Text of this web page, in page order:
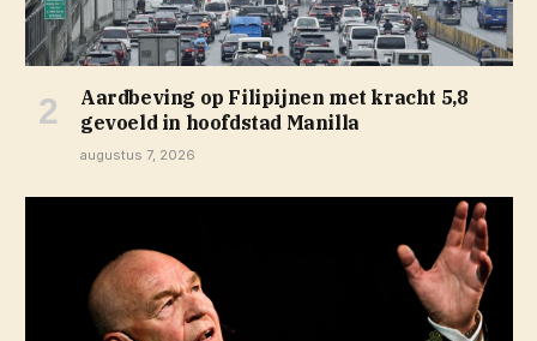
Aardbeving op Filipijnen met kracht 5,8
gevoeld in hoofdstad Manilla
augustus 7, 2026